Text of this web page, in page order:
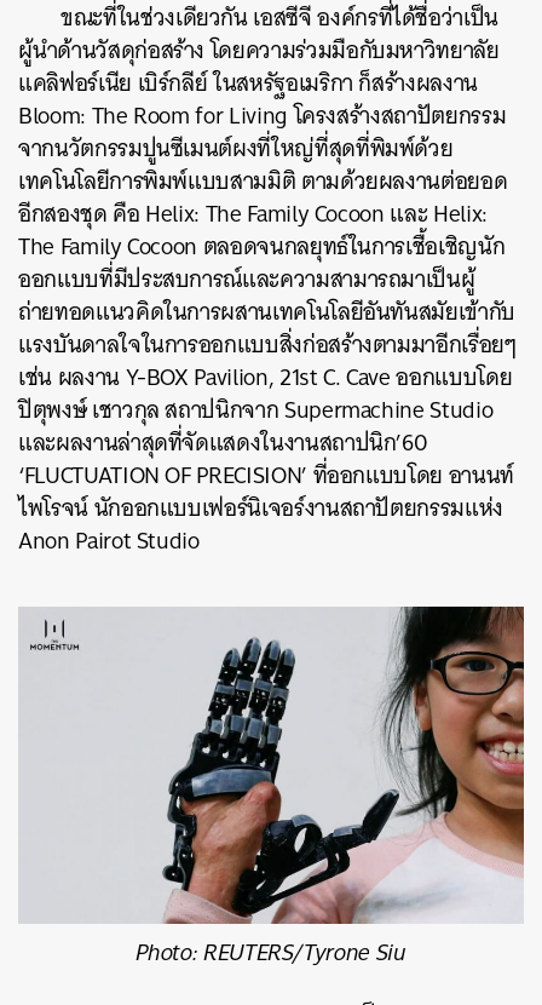
ขณะที่ในช่วงเดียวกัน เอสซีจี องค์กรที่ได้ชื่อว่าเป็น
ผู้นำด้านวัสดุก่อสร้าง โดยความร่วมมือกับมหาวิทยาลัย
แคลิฟอร์เนีย เบิร์กลีย์ ในสหรัฐอเมริกา ก็สร้างผลงาน
Bloom: The Room for Living โครงสร้างสถาปัตยกรรม
จากนวัตกรรมปูนซีเมนต์ผงที่ใหญ่ที่สุดที่พิมพ์ด้วย
เทคโนโลยีการพิมพ์แบบสามมิติ ตามด้วยผลงานต่อยอด
อีกสองชุด คือ Helix: The Family Cocoon และ Helix:
The Family Cocoon ตลอดจนกลยุทธ์ในการเชื้อเชิญนัก
ออกแบบที่มีประสบการณ์และความสามารถมาเป็นผู้
ถ่ายทอดแนวคิดในการผสานเทคโนโลยีอันทันสมัยเข้ากับ
แรงบันดาลใจในการออกแบบสิ่งก่อสร้างตามมาอีกเรื่อยๆ
เช่น ผลงาน Y-BOX Pavilion, 21st C. Cave ออกแบบโดย
ปิตุพงษ์ เชาวกุล สถาปนิกจาก Supermachine Studio
และผลงานล่าสุดที่จัดแสดงในงานสถาปนิก’60
‘FLUCTUATION OF PRECISION’ ที่ออกแบบโดย อานนท์
ไพโรจน์ นักออกแบบเฟอร์นิเจอร์งานสถาปัตยกรรมแห่ง
Anon Pairot Studio
Photo: REUTERS/Tyrone Siu
ค้นหา
SHARE TWEET LINE EMAIL